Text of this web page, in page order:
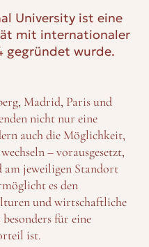
University ist eine
mit internationaler
gegründet wurde.
Madrid, Paris und
nicht nur eine
auch die Möglichkeit,
– vorausgesetzt,
am jeweiligen Standort
es den
und wirtschaftliche
für eine
ist.